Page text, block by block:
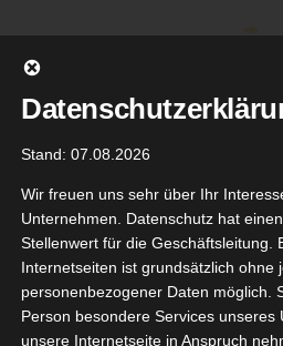
springen
Stand: 07.08.2026
Wir freuen uns sehr über Ihr
Unternehmen. Datenschutz hat
Stellenwert für die Geschäftsleitung.
Internetseiten ist grundsätzlich ohne
personenbezogener Daten möglich.
Person besondere Services unseres
unsere Internetseite in Anspruch